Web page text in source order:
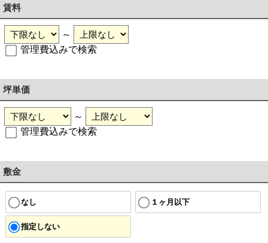
賃料
～
管理費込みで検索
坪単価
～
管理費込みで検索
敷金
なし １ヶ月以下
指定しない